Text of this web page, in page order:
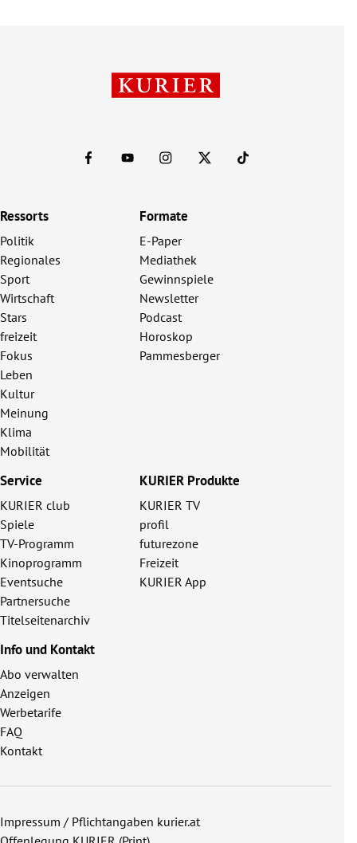
Ressorts
Politik
Regionales
Sport
Wirtschaft
Stars
freizeit
Fokus
Leben
Kultur
Meinung
Klima
Mobilität
Formate
E-Paper
Mediathek
Gewinnspiele
Newsletter
Podcast
Horoskop
Pammesberger
Service
KURIER club
Spiele
TV-Programm
Kinoprogramm
Eventsuche
Partnersuche
Titelseitenarchiv
KURIER Produkte
KURIER TV
profil
futurezone
Freizeit
KURIER App
Info und Kontakt
Abo verwalten
Anzeigen
Werbetarife
FAQ
Kontakt
Impressum / Pflichtangaben kurier.at